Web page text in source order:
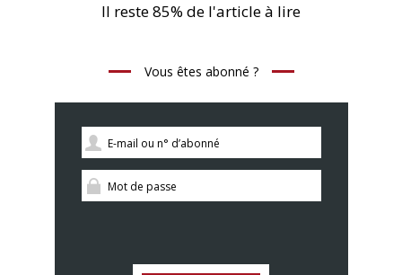
Il reste 85% de l'article à lire
Vous êtes abonné ?